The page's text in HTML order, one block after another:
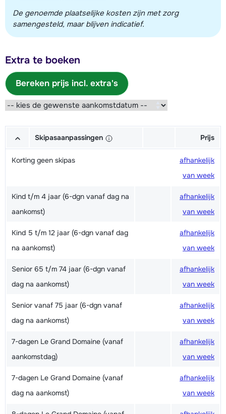
De genoemde plaatselijke kosten zijn met zorg
samengesteld, maar blijven indicatief.
Extra te boeken
Bereken prijs incl. extra's
Skipasaanpassingen Prijs
Korting geen skipas
afhankelijk
van week
Kind t/m 4 jaar (6-dgn vanaf dag na
aankomst)
afhankelijk
van week
Kind 5 t/m 12 jaar (6-dgn vanaf dag
na aankomst)
afhankelijk
van week
Senior 65 t/m 74 jaar (6-dgn vanaf
dag na aankomst)
afhankelijk
van week
Senior vanaf 75 jaar (6-dgn vanaf
dag na aankomst)
afhankelijk
van week
7-dagen Le Grand Domaine (vanaf
aankomstdag)
afhankelijk
van week
7-dagen Le Grand Domaine (vanaf
dag na aankomst)
afhankelijk
van week